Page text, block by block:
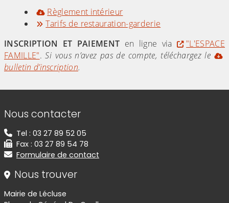
Règlement intérieur
Tarifs de restauration-garderie
INSCRIPTION ET PAIEMENT en ligne via
"L'ESPACE
FAMILLE".Si vous n’avez pas de compte, téléchargez le
bulletin d’inscription.
Informations de contact
Nous contacter
Tel : 03 27 89 52 05
Fax : 03 27 89 54 78
Formulaire de contact
Nous trouver
Mairie de Lécluse